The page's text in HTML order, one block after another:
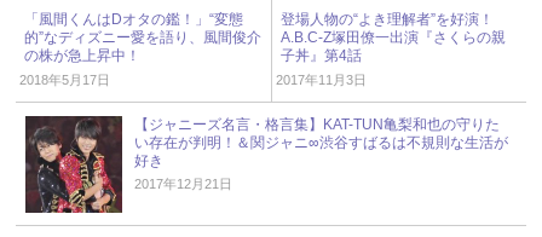
「風間くんはDオタの鑑！」“変態
的”なディズニー愛を語り、風間俊介
の株が急上昇中！
2018年5月17日
登場人物の“よき理解者”を好演！
A.B.C-Z塚田僚一出演『さくらの親
子丼』第4話
2017年11月3日
【ジャニーズ名言・格言集】KAT-TUN亀梨和也の守りた
い存在が判明！＆関ジャニ∞渋谷すばるは不規則な生活が
好き
2017年12月21日